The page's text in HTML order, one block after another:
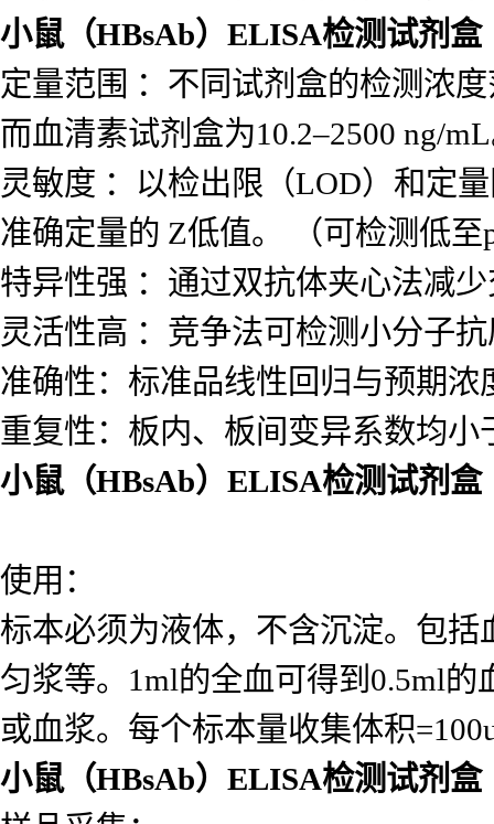
小鼠（HBsAb）ELISA检测试剂盒
定量范围 ：不同试剂盒的检测浓
而血清素试剂盒为10.2–2500 ng/
灵敏度 ：以检出限（LOD）和定
准确定量的 Z低值。 （可检测低
特异性强 ：通过双抗体夹心法减
灵活性高 ：竞争法可检测小分子
准确性：标准品线性回归与预期浓
重复性：板内、板间变异系数均小
小鼠（HBsAb）ELISA检测试剂盒
使用：
标本必须为液体，不含沉淀。包
匀浆等。1ml的全血可得到0.5ml的
或血浆。每个标本量收集体积
小鼠（HBsAb）ELISA检测试剂盒